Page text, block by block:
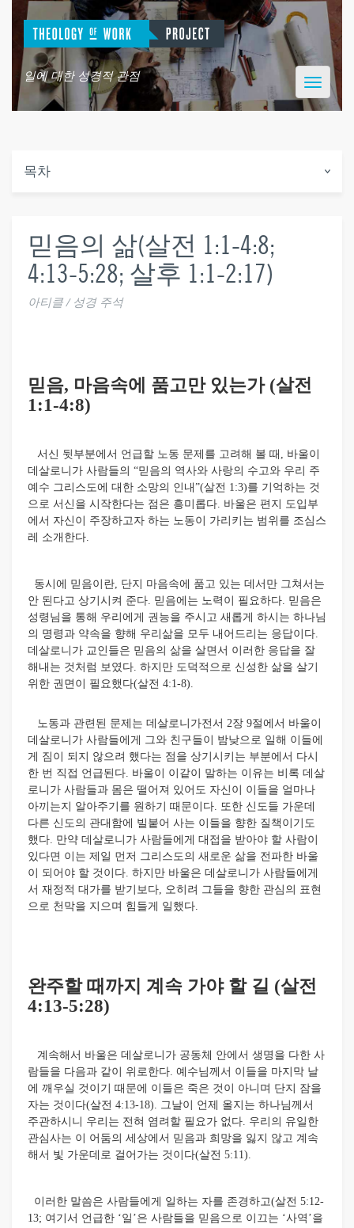
일에 대한 성경적 관점
Toggle
목차
믿음의 삶(살전 1:1-4:8;
4:13-5:28; 살후 1:1-2:17)
아티클 / 성경 주석
믿음, 마음속에 품고만 있는가 (살전
1:1-4:8)
서신 뒷부분에서 언급할 노동 문제를 고려해 볼 때, 바울이
데살로니가 사람들의 “믿음의 역사와 사랑의 수고와 우리 주
예수 그리스도에 대한 소망의 인내”(살전 1:3)를 기억하는 것
으로 서신을 시작한다는 점은 흥미롭다. 바울은 편지 도입부
에서 자신이 주장하고자 하는 노동이 가리키는 범위를 조심스
레 소개한다.
동시에 믿음이란, 단지 마음속에 품고 있는 데서만 그쳐서는
안 된다고 상기시켜 준다. 믿음에는 노력이 필요하다. 믿음은
성령님을 통해 우리에게 권능을 주시고 새롭게 하시는 하나님
의 명령과 약속을 향해 우리삶을 모두 내어드리는 응답이다.
데살로니가 교인들은 믿음의 삶을 살면서 이러한 응답을 잘
해내는 것처럼 보였다. 하지만 도덕적으로 신성한 삶을 살기
위한 권면이 필요했다(살전 4:1-8).
노동과 관련된 문제는 데살로니가전서 2장 9절에서 바울이
데살로니가 사람들에게 그와 친구들이 밤낮으로 일해 이들에
게 짐이 되지 않으려 했다는 점을 상기시키는 부분에서 다시
한 번 직접 언급된다. 바울이 이같이 말하는 이유는 비록 데살
로니가 사람들과 몸은 떨어져 있어도 자신이 이들을 얼마나
아끼는지 알아주기를 원하기 때문이다. 또한 신도들 가운데
다른 신도의 관대함에 빌붙어 사는 이들을 향한 질책이기도
했다. 만약 데살로니가 사람들에게 대접을 받아야 할 사람이
있다면 이는 제일 먼저 그리스도의 새로운 삶을 전파한 바울
이 되어야 할 것이다. 하지만 바울은 데살로니가 사람들에게
서 재정적 대가를 받기보다, 오히려 그들을 향한 관심의 표현
으로 천막을 지으며 힘들게 일했다.
완주할 때까지 계속 가야 할 길 (살전
4:13-5:28)
계속해서 바울은 데살로니가 공동체 안에서 생명을 다한 사
람들을 다음과 같이 위로한다. 예수님께서 이들을 마지막 날
에 깨우실 것이기 때문에 이들은 죽은 것이 아니며 단지 잠을
자는 것이다(살전 4:13-18). 그날이 언제 올지는 하나님께서
주관하시니 우리는 전혀 염려할 필요가 없다. 우리의 유일한
관심사는 이 어둠의 세상에서 믿음과 희망을 잃지 않고 계속
해서 빛 가운데로 걸어가는 것이다(살전 5:11).
이러한 말씀은 사람들에게 일하는 자를 존경하고(살전 5:12-
13; 여기서 언급한 ‘일’은 사람들을 믿음으로 이끄는 ‘사역’을